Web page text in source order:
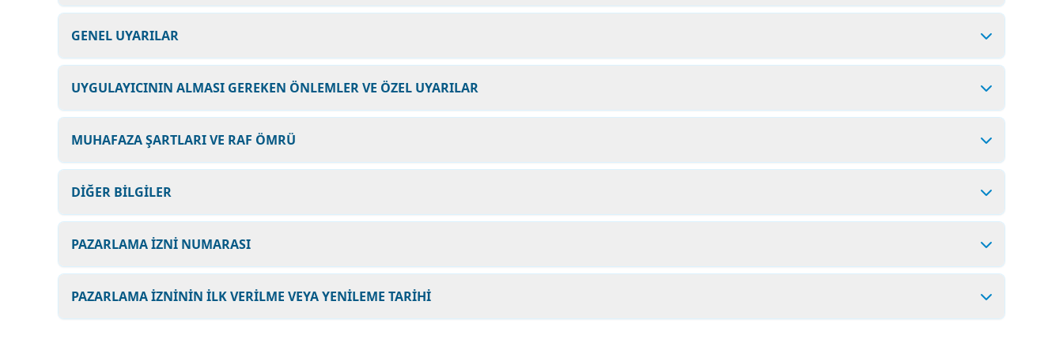
GENEL UYARILAR
UYGULAYICININ ALMASI GEREKEN ÖNLEMLER VE ÖZEL UYARILAR
MUHAFAZA ŞARTLARI VE RAF ÖMRÜ
DİĞER BİLGİLER
PAZARLAMA İZNİ NUMARASI
PAZARLAMA İZNİNİN İLK VERİLME VEYA YENİLEME TARİHİ